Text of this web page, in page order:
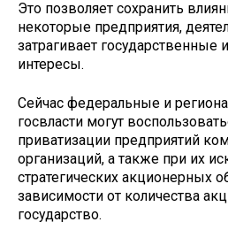
Это позволяет сохранить
некоторые предприятия,
затрагивает
интересы.
Сейчас федеральные и
госвласти могут
приватизации предприятий
организаций, а также при их
стратегических акционерных
зависимости от количества
государство.